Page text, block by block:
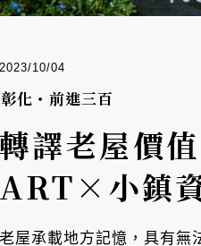
2023/10/04
彰化・前進三百
轉譯老屋價
ART×小鎮
老屋承載地方記憶，具有無